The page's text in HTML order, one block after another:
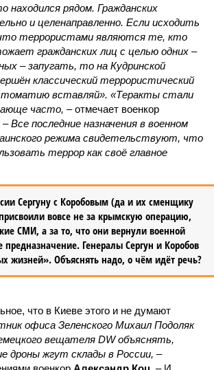
рядом. Гражданских
и целенаправленно. Если исходить
что террористами являются те, кто
гражданских лиц с целью одних –
– запугать, то на Кудринской
классический террористический
вставляй». «Теракты стали
часто, – отмечает военкор
–Все последние назначения в военном
режима свидетельствуют, что
террор как своё главное
Сергуну с Коробовым (да и их сменщику
вовсе не за крымскую операцию,
СМИ, а за то, что они вернули военной
предназначение. Генералы Сергун и Коробов
жизней». Объяснять надо, о чём идёт речь?
что в Киеве этого и не думают
офиса Зеленского Михаил Подоляк
вещателя DW объяснять,
дроны жгут склады в России, –